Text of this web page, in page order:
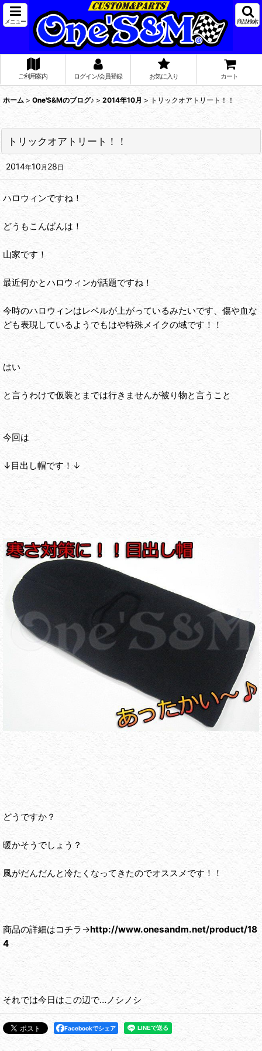
メニュー 商品検索
ご利用案内 ログイン/会員登録 お気に入り カート
ホーム > One'S&Mのブログ♪ > 2014年10月 > トリックオアトリート！！
トリックオアトリート！！
2014年10月 28日
ハロウィンですね！
どうもこんばんは！
山家です！
最近何かとハロウィンが話題ですね！
今時のハロウィンはレベルが上がっているみたいです、傷や血な
ども表現しているようでもはや特殊メイクの域です！！
はい
と言うわけで仮装とまでは行きませんが被り物と言うこと
今回は
↓目出し帽です！↓
どうですか？
暖かそうでしょう？
風がだんだんと冷たくなってきたのでオススメです！！
商品の詳細はコチラ→http://www.onesandm.net/product/18
4
それでは今日はこの辺で…ノシノシ
Facebookでシェア